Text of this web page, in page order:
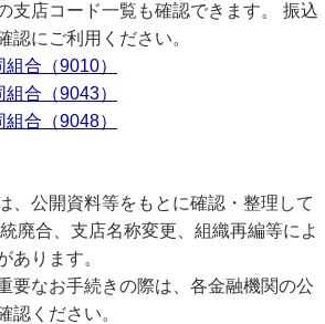
支店コード一覧も確認できます。 振込
認にご利用ください。
合（9010）
合（9043）
合（9048）
、公開資料等をもとに確認・整理して
廃合、支店名称変更、組織再編等によ
あります。
要なお手続きの際は、各金融機関の公
認ください。